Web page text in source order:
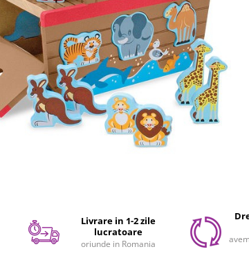
Livrare in 1-2 zile
lucratoare
oriunde in Romania